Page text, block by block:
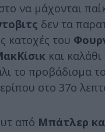
να μάχονται
δεν τα
κατοχές του
και
το προβάδισμα
στο 37ο
από Μπάτλερ